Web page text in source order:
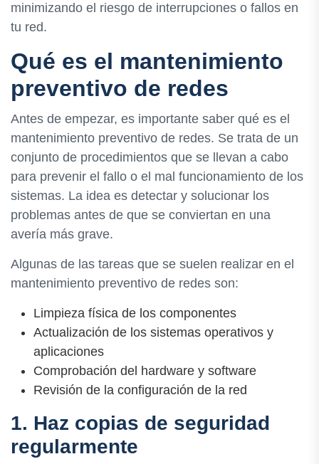
minimizando el riesgo de interrupciones o fallos en
tu red.
Qué es el mantenimiento
preventivo de redes
Antes de empezar, es importante saber qué es el
mantenimiento preventivo de redes. Se trata de un
conjunto de procedimientos que se llevan a cabo
para prevenir el fallo o el mal funcionamiento de los
sistemas. La idea es detectar y solucionar los
problemas antes de que se conviertan en una
avería más grave.
Algunas de las tareas que se suelen realizar en el
mantenimiento preventivo de redes son:
Limpieza física de los componentes
Actualización de los sistemas operativos y
aplicaciones
Comprobación del hardware y software
Revisión de la configuración de la red
1. Haz copias de seguridad
regularmente